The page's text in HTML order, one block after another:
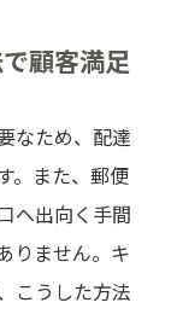
顧客満足
なため、配達
。また、郵便
へ出向く手間
りません。キ
こうした方法